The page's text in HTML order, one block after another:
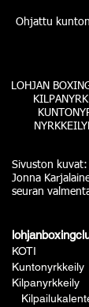
Ohjattu
LOHJAN
Sivuston kuvat:
Jonna
seuran
KOTI
Kuntonyrkkeily
Kilpanyrkkeily